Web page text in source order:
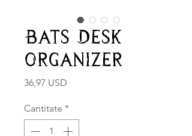
Bats Desk
Organizer
36,97 USD
Cantitate *